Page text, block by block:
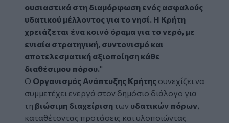
ουσιαστικά στη διαμόρφωση ενός ασφαλούς
υδατικού μέλλοντος για το νησί. Η Κρήτη
χρειάζεται ένα κοινό όραμα για το νερό, με
ενιαία στρατηγική, συντονισμό και
αποτελεσματική αξιοποίηση κάθε
διαθέσιμου πόρου."
Ο Οργανισμός Ανάπτυξης Κρήτης συνεχίζει να
συμμετέχει ενεργά στον δημόσιο διάλογο για
τη βιώσιμη διαχείρισητων υδατικών πόρων,
καταθέτοντας προτάσεις και υλοποιώντας